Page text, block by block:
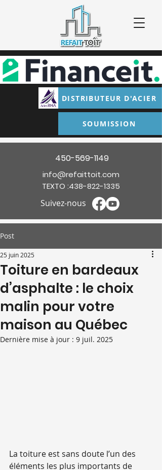
DISTRIBUTEUR D'ACIER
SOUMISSION
450-569-1149
info@refaittoit.com
TEXTO :438-822-1335
Suivez-nous
Post
Toiture en bardeaux
d’asphalte : le choix
malin pour votre
maison au Québec
25 juin 2025
Dernière mise à jour : 9 juil. 2025
La toiture est sans doute l’un des
éléments les plus importants de